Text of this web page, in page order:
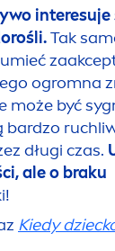
interesuje
Tak
ogromna
może być
bardzo
długi czas.
ale o braku
Kiedy